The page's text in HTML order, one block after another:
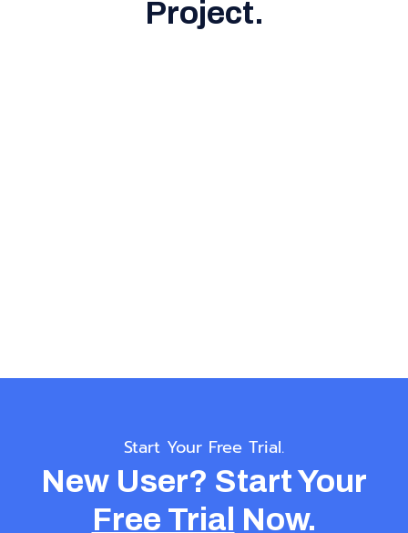
Project.
Start Your Free Trial.
New User? Start Your
Free Trial Now.